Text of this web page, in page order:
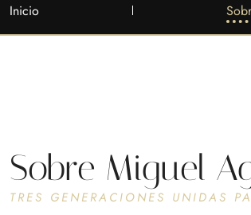
Inicio
Sobre Miguel
TRES GENERACIONES UNIDAS